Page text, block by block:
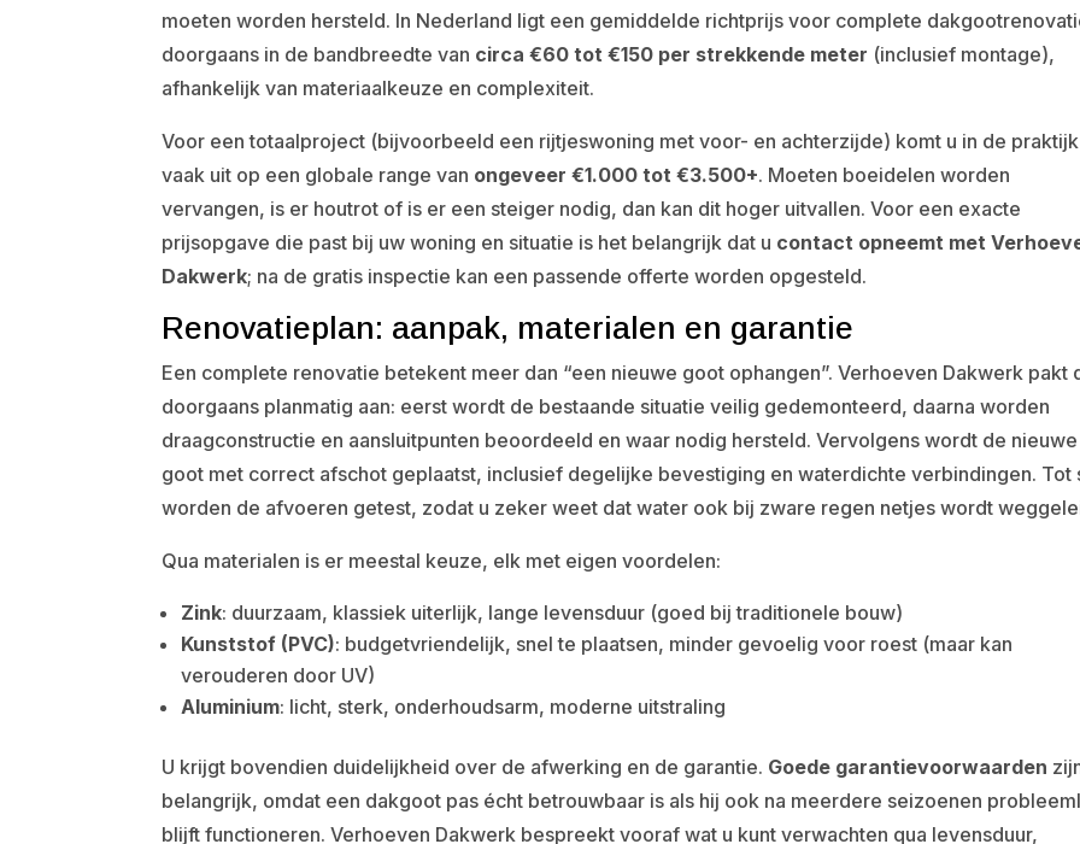
moeten worden hersteld. In Nederland ligt een gemiddelde richtprijs voor complete
doorgaans in de bandbreedte van circa €60 tot €150 per strekkende meter (inclusief montage),
afhankelijk van materiaalkeuze en complexiteit.
Voor een totaalproject (bijvoorbeeld een rijtjeswoning met voor- en achterzijde) komt u in de praktijk
vaak uit op een globale range van ongeveer €1.000 tot €3.500+. Moeten boeidelen worden
vervangen, is er houtrot of is er een steiger nodig, dan kan dit hoger uitvallen. Voor een exacte
prijsopgave die past bij uw woning en situatie is het belangrijk dat u contact opneemt met
Dakwerk; na de gratis inspectie kan een passende offerte worden opgesteld.
Renovatieplan: aanpak, materialen en garantie
Een complete renovatie betekent meer dan “een nieuwe goot ophangen”. Verhoeven Dakwerk pakt
doorgaans planmatig aan: eerst wordt de bestaande situatie veilig gedemonteerd, daarna worden
draagconstructie en aansluitpunten beoordeeld en waar nodig hersteld. Vervolgens wordt de nieuwe
goot met correct afschot geplaatst, inclusief degelijke bevestiging en waterdichte verbindingen. Tot
worden de afvoeren getest, zodat u zeker weet dat water ook bij zware regen netjes wordt
Qua materialen is er meestal keuze, elk met eigen voordelen:
Zink: duurzaam, klassiek uiterlijk, lange levensduur (goed bij traditionele bouw)
Kunststof (PVC): budgetvriendelijk, snel te plaatsen, minder gevoelig voor roest (maar kan
verouderen door UV)
Aluminium: licht, sterk, onderhoudsarm, moderne uitstraling
U krijgt bovendien duidelijkheid over de afwerking en de garantie. Goede garantievoorwaarden
belangrijk, omdat een dakgoot pas écht betrouwbaar is als hij ook na meerdere seizoenen
blijft functioneren. Verhoeven Dakwerk bespreekt vooraf wat u kunt verwachten qua levensduur,